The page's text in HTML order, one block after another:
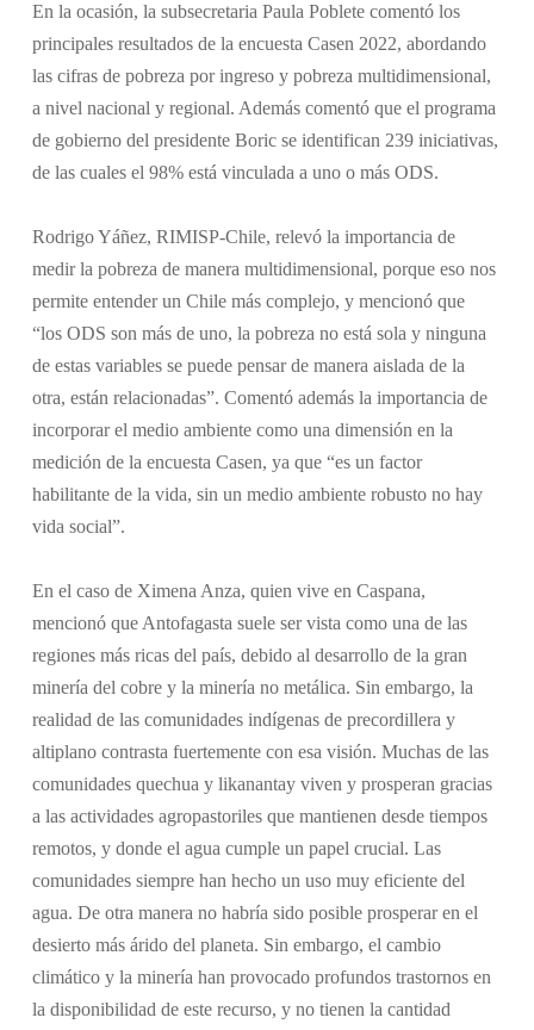
En la ocasión, la subsecretaria Paula Poblete comentó los
principales resultados de la encuesta Casen 2022, abordando
las cifras de pobreza por ingreso y pobreza multidimensional,
a nivel nacional y regional. Además comentó que el programa
de gobierno del presidente Boric se identifican 239 iniciativas,
de las cuales el 98% está vinculada a uno o más ODS.
Rodrigo Yáñez, RIMISP-Chile, relevó la importancia de
medir la pobreza de manera multidimensional, porque eso nos
permite entender un Chile más complejo, y mencionó que
“los ODS son más de uno, la pobreza no está sola y ninguna
de estas variables se puede pensar de manera aislada de la
otra, están relacionadas”. Comentó además la importancia de
incorporar el medio ambiente como una dimensión en la
medición de la encuesta Casen, ya que “es un factor
habilitante de la vida, sin un medio ambiente robusto no hay
vida social”.
En el caso de Ximena Anza, quien vive en Caspana,
mencionó que Antofagasta suele ser vista como una de las
regiones más ricas del país, debido al desarrollo de la gran
minería del cobre y la minería no metálica. Sin embargo, la
realidad de las comunidades indígenas de precordillera y
altiplano contrasta fuertemente con esa visión. Muchas de las
comunidades quechua y likanantay viven y prosperan gracias
a las actividades agropastoriles que mantienen desde tiempos
remotos, y donde el agua cumple un papel crucial. Las
comunidades siempre han hecho un uso muy eficiente del
agua. De otra manera no habría sido posible prosperar en el
desierto más árido del planeta. Sin embargo, el cambio
climático y la minería han provocado profundos trastornos en
la disponibilidad de este recurso, y no tienen la cantidad